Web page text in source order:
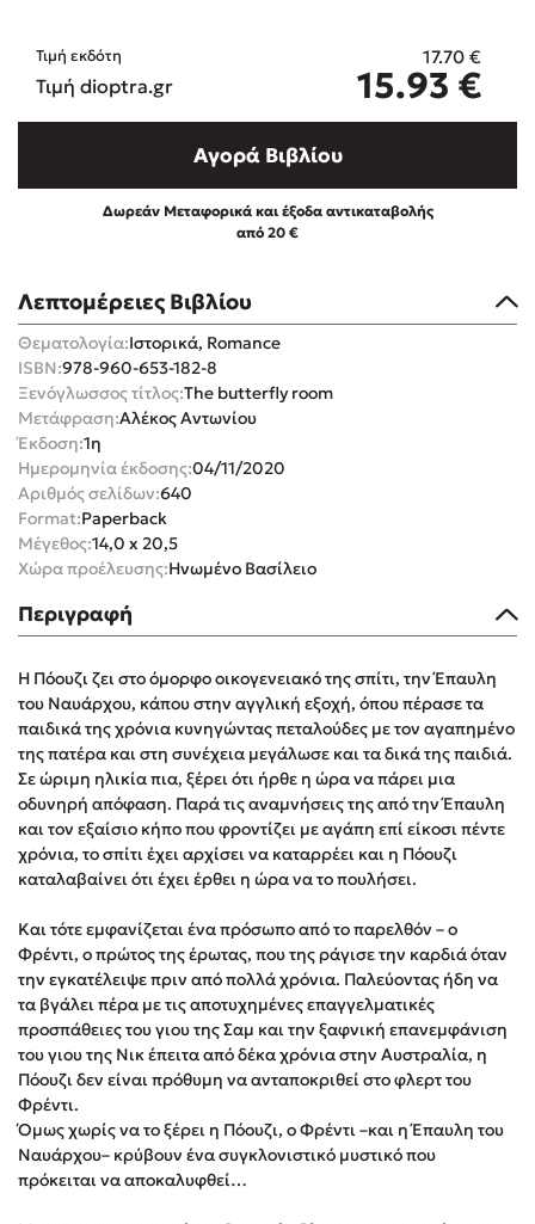
Δανάη Δεληγεώργη
Πάνω, κάτω, μπροστά, πίσω
Mel Robbins
Η μέθοδος Αφήστε τους
Δημοφιλείς Συγγραφείς
Φυστίκι ΠουΚυλάει
Παύλος Καστανάς
El Sombrero
Στέφανος Ξενάκης
Sebastian Fitzek
Freida McFadden
Κατρίνα Τσάνταλη
Lucinda Riley
Mimi Matthews
Rebecca Yarros
Teo Benedetti
Τζένη Κουτσοδημητροπούλου
Emily Henry
Ali Hazelwood
Cori Doerrfeld
Pierdomenico Baccalario
Δανάη Ιμπραχήμ
Λεπτομέρειες Βιβλίου
Θεματολογία:Ιστορικά, Romance
ISBN:978-960-653-182-8
Ξενόγλωσσος τίτλος:The butterfly room
Μετάφραση:Αλέκος Αντωνίου
Έκδοση:1η
Ημερομηνία έκδοσης:04/11/2020
Αριθμός σελίδων:640
Format:Paperback
Μέγεθος:14,0 x 20,5
Χώρα προέλευσης:Ηνωμένο Βασίλειο
Τιμή εκδότη 17.70 €
Τιμή dioptra.gr 15.93 €
Αγορά Βιβλίου
Δωρεάν Μεταφορικά και έξοδα αντικαταβολής
από 20 €
Περιγραφή
Η Πόουζι ζει στο όμορφο οικογενειακό της σπίτι, την Έπαυλη
του Ναυάρχου, κάπου στην αγγλική εξοχή, όπου πέρασε τα
παιδικά της χρόνια κυνηγώντας πεταλούδες με τον αγαπημένο
της πατέρα και στη συνέχεια μεγάλωσε και τα δικά της παιδιά.
Σε ώριμη ηλικία πια, ξέρει ότι ήρθε η ώρα να πάρει μια
οδυνηρή απόφαση. Παρά τις αναμνήσεις της από την Έπαυλη
και τον εξαίσιο κήπο που φροντίζει με αγάπη επί είκοσι πέντε
χρόνια, το σπίτι έχει αρχίσει να καταρρέει και η Πόουζι
καταλαβαίνει ότι έχει έρθει η ώρα να το πουλήσει.
Και τότε εμφανίζεται ένα πρόσωπο από το παρελθόν – ο
Φρέντι, ο πρώτος της έρωτας, που της ράγισε την καρδιά όταν
την εγκατέλειψε πριν από πολλά χρόνια. Παλεύοντας ήδη να
τα βγάλει πέρα με τις αποτυχημένες επαγγελματικές
προσπάθειες του γιου της Σαμ και την ξαφνική επανεμφάνιση
του γιου της Νικ έπειτα από δέκα χρόνια στην Αυστραλία, η
Πόουζι δεν είναι πρόθυμη να ανταποκριθεί στο φλερτ του
Φρέντι.
Όμως χωρίς να το ξέρει η Πόουζι, ο Φρέντι –και η Έπαυλη του
Ναυάρχου– κρύβουν ένα συγκλονιστικό μυστικό που
πρόκειται να αποκαλυφθεί…